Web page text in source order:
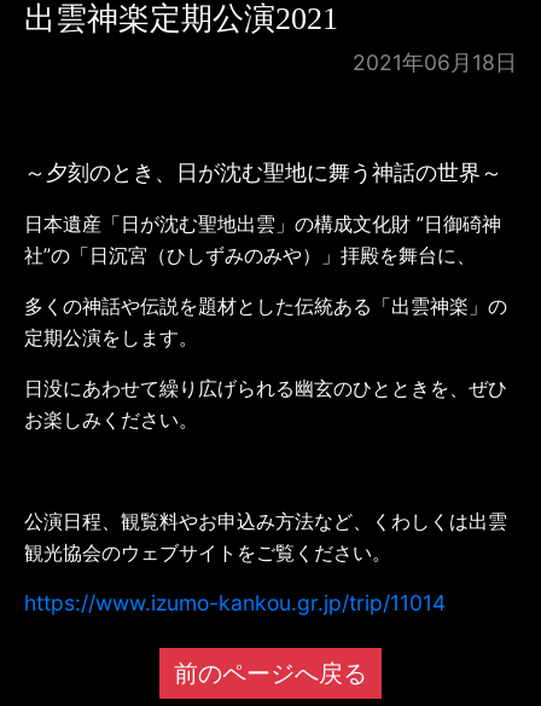
出雲神楽定期公演2021
2021年06月18日
～夕刻のとき、日が沈む聖地に舞う神話の世界～
日本遺産「日が沈む聖地出雲」の構成文化財 ”日御碕神
社”の「日沉宮（ひしずみのみや）」拝殿を舞台に、
多くの神話や伝説を題材とした伝統ある「出雲神楽」の
定期公演をします。
日没にあわせて繰り広げられる幽玄のひとときを、ぜひ
お楽しみください。
公演日程、観覧料やお申込み方法など、くわしくは出雲
観光協会のウェブサイトをご覧ください。
https://www.izumo-kankou.gr.jp/trip/11014
前のページへ戻る